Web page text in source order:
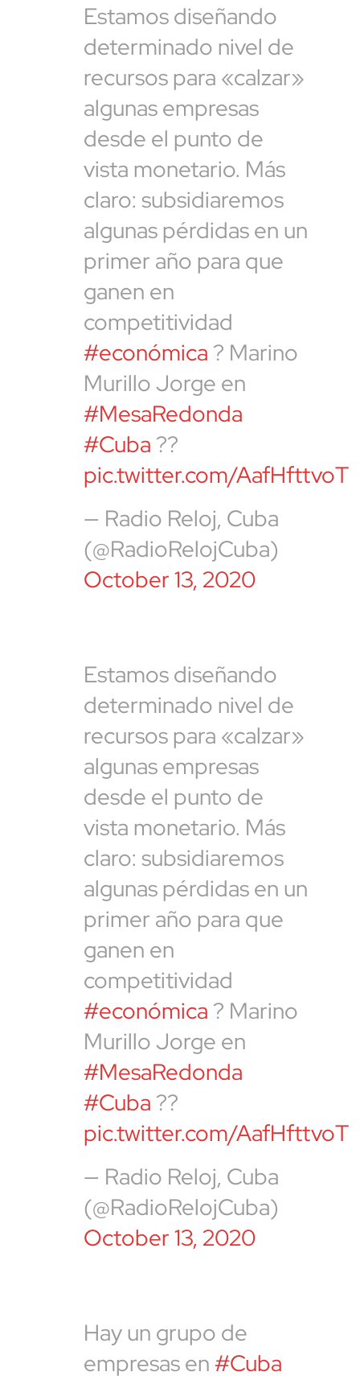
Estamos diseñando
determinado nivel de
recursos para «calzar»
algunas empresas
desde el punto de
vista monetario. Más
claro: subsidiaremos
algunas pérdidas en un
primer año para que
ganen en
competitividad
#económica ? Marino
Murillo Jorge en
#MesaRedonda
#Cuba ??
pic.twitter.com/AafHfttvoT
— Radio Reloj, Cuba
(@RadioRelojCuba)
October 13, 2020
Estamos diseñando
determinado nivel de
recursos para «calzar»
algunas empresas
desde el punto de
vista monetario. Más
claro: subsidiaremos
algunas pérdidas en un
primer año para que
ganen en
competitividad
#económica ? Marino
Murillo Jorge en
#MesaRedonda
#Cuba ??
pic.twitter.com/AafHfttvoT
— Radio Reloj, Cuba
(@RadioRelojCuba)
October 13, 2020
Hay un grupo de
empresas en#Cuba